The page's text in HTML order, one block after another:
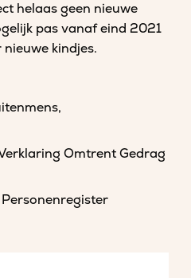
helaas geen nieuwe
pas vanaf eind 2021
kindjes.
Omtrent Gedrag